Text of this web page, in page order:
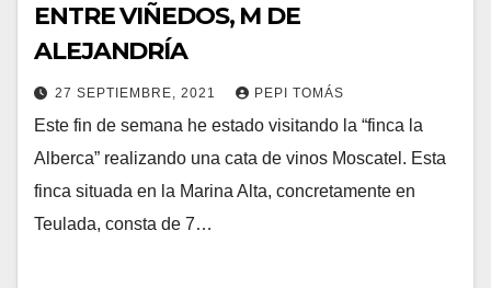
ENTRE VIÑEDOS, M DE
ALEJANDRÍA
27 SEPTIEMBRE, 2021 PEPI TOMÁS
Este fin de semana he estado visitando la “finca la
Alberca” realizando una cata de vinos Moscatel. Esta
finca situada en la Marina Alta, concretamente en
Teulada, consta de 7…